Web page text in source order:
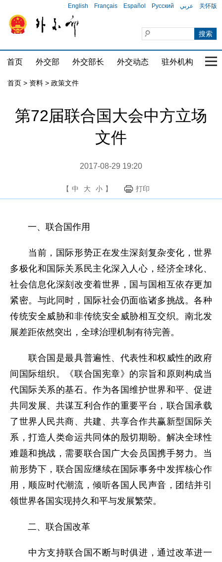
English Français Español Русский عربي 关怀版
首页 外交部 外交部长 外交动态 驻外机构 国
首页 > 资料 > 政策文件
第72届联合国大会中方立场
文件
2017-08-29 19:20
【 中 大 小 】 打印
一、联合国作用
当前，国际形势正在发生深刻复杂变化，世界
多极化和国际关系民主化深入人心，经济全球化、
社会信息化深刻改变着世界，国与国相互依存更加
紧密。与此同时，国际社会仍面临诸多挑战。各种
传统安全威胁和非传统安全威胁相互交织。南北发
展差距依然突出，全球治理机制有待完善。
联合国是最具普遍性、代表性和权威性的政府
间国际组织。《联合国宪章》的宗旨和原则构成当
代国际关系的基石。作为各国维护世界和平、促进
共同发展、共谋互利合作的重要平台，联合国承载
了世界人民共商、共建、共享合作共赢新型国际关
系，打造人类命运共同体的殷切期盼。解决全球性
难题和挑战，需要联合国广大会员国携手努力。当
前形势下，联合国应继续在国际事务中发挥核心作
用，顺应时代潮流，倾听各国人民声音，团结并引
领世界各国实现持久和平与发展繁荣。
二、联合国改革
中方支持联合国不断与时俱进，通过改革进一